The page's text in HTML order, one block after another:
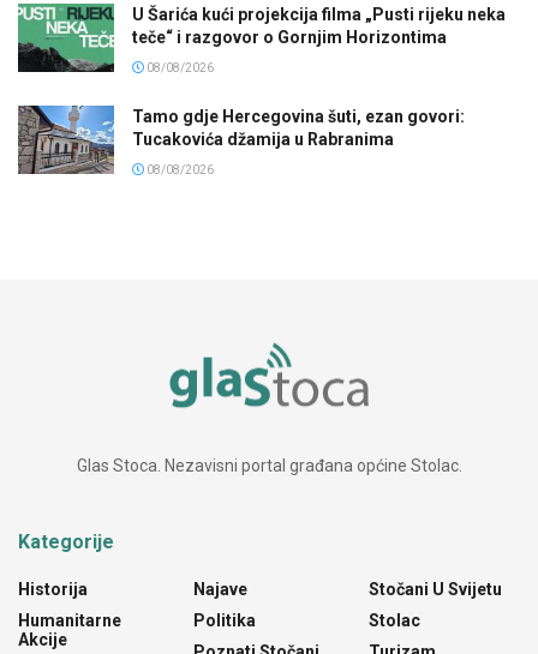
U Šarića kući projekcija filma „Pusti rijeku neka
teče“ i razgovor o Gornjim Horizontima
08/08/2026
Tamo gdje Hercegovina šuti, ezan govori:
Tucakovića džamija u Rabranima
08/08/2026
Glas Stoca. Nezavisni portal građana općine Stolac.
Kategorije
Historija
Humanitarne
Akcije
Najave
Politika
Stočani U Svijetu
Stolac